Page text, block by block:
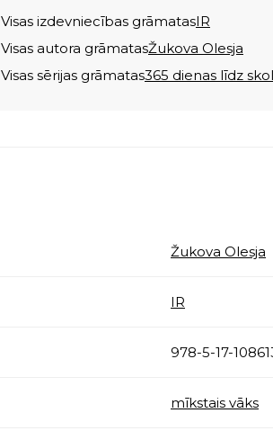
Visas izdevniecības grāmatasIR
Visas autora grāmatasŽukova Olesja
Visas sērijas grāmatas365 dienas līdz
Žukova Olesja
IR
978-5-17-
mīkstais vāks